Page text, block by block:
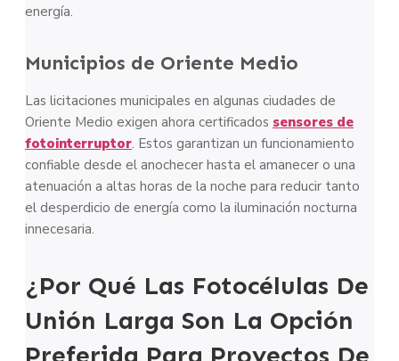
energía.
Municipios de Oriente Medio
Las licitaciones municipales en algunas ciudades de
Oriente Medio exigen ahora certificados sensores de
fotointerruptor. Estos garantizan un funcionamiento
confiable desde el anochecer hasta el amanecer o una
atenuación a altas horas de la noche para reducir tanto
el desperdicio de energía como la iluminación nocturna
innecesaria.
¿Por Qué Las Fotocélulas De
Unión Larga Son La Opción
Preferida Para Proyectos De